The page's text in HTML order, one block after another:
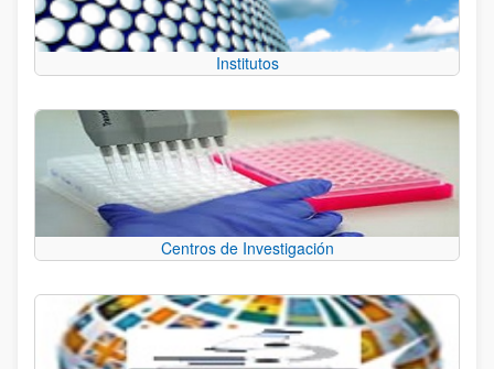
Institutos
Centros de Investigación